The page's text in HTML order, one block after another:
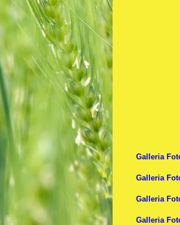
Galleria
Galleria
Galleria
Galleria